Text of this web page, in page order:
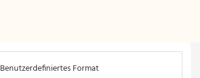
Benutzerdefiniertes Format